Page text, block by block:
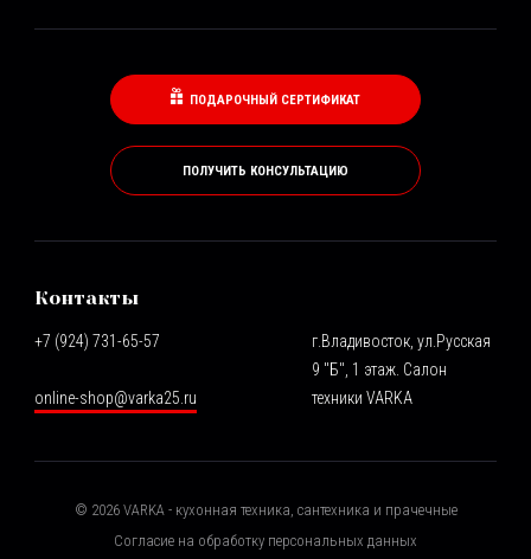
ПОДАРОЧНЫЙ СЕРТИФИКАТ
ПОЛУЧИТЬ КОНСУЛЬТАЦИЮ
Контакты
+7 (924) 731-65-57
online-shop@varka25.ru
г.Владивосток, ул.Русская
9 "Б", 1 этаж. Салон
техники VARKA
© 2026VARKA - кухонная техника, сантехника и прачечные
Согласие на обработку персональных данных